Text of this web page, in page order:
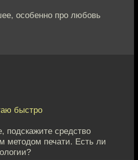
особенно про любовь
быстро
средство
методом печати. Есть ли